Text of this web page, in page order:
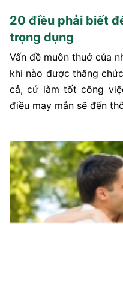
20 điều phải biết
trọng dụng
Vấn đề muôn thuở của
khi nào được thăng
cả, cứ làm tốt công
điều may mắn sẽ đến